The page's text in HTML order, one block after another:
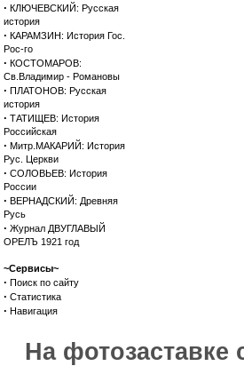
· КЛЮЧЕВСКИЙ: Русская
история
· КАРАМЗИН: История Гос.
Рос-го
· КОСТОМАРОВ:
Св.Владимир - Романовы
· ПЛАТОНОВ: Русская
история
· ТАТИЩЕВ: История
Российская
· Митр.МАКАРИЙ: История
Рус. Церкви
· СОЛОВЬЕВ: История
России
· ВЕРНАДСКИЙ: Древняя
Русь
· Журнал ДВУГЛАВЫЙ
ОРЕЛЪ 1921 год
~Сервисы~
· Поиск по сайту
· Статистика
· Навигация
На фотозаставке